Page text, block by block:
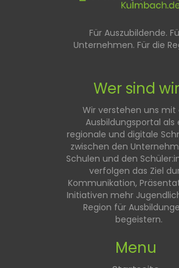
Für Auszubildende.
Unternehmen. Für die
Wer sind
Wir verstehen uns mit
Ausbildungsportal als
regionale und digitale
zwischen den
Schulen und den
verfolgen das Ziel
Kommunikation,
Initiativen mehr
Region für
begeistern.
Menu